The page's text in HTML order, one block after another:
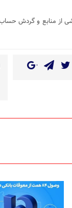
از منابع و گردش